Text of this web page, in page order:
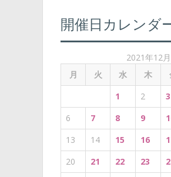
開催日カレンダ
2021年12月
月
火 水 木
1 2 3
6
7 8 9
13
14 15 16
20
21 22 23